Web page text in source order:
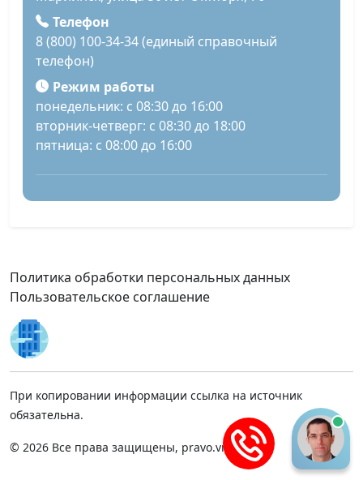
Телефон
8 (800) 100-34-34 (единый справочный
телефон)
Режим работы
понедельник: с 08:30 до 16:00
вторник-четверг: с 08:30 до 18:00
пятница: с 08:00 до 16:00
Политика обработки персональных данных
Пользовательское соглашение
При копировании информации ссылка на источник
обязательна.
© 2026 Все права защищены, pravo.vnmsk.ru.